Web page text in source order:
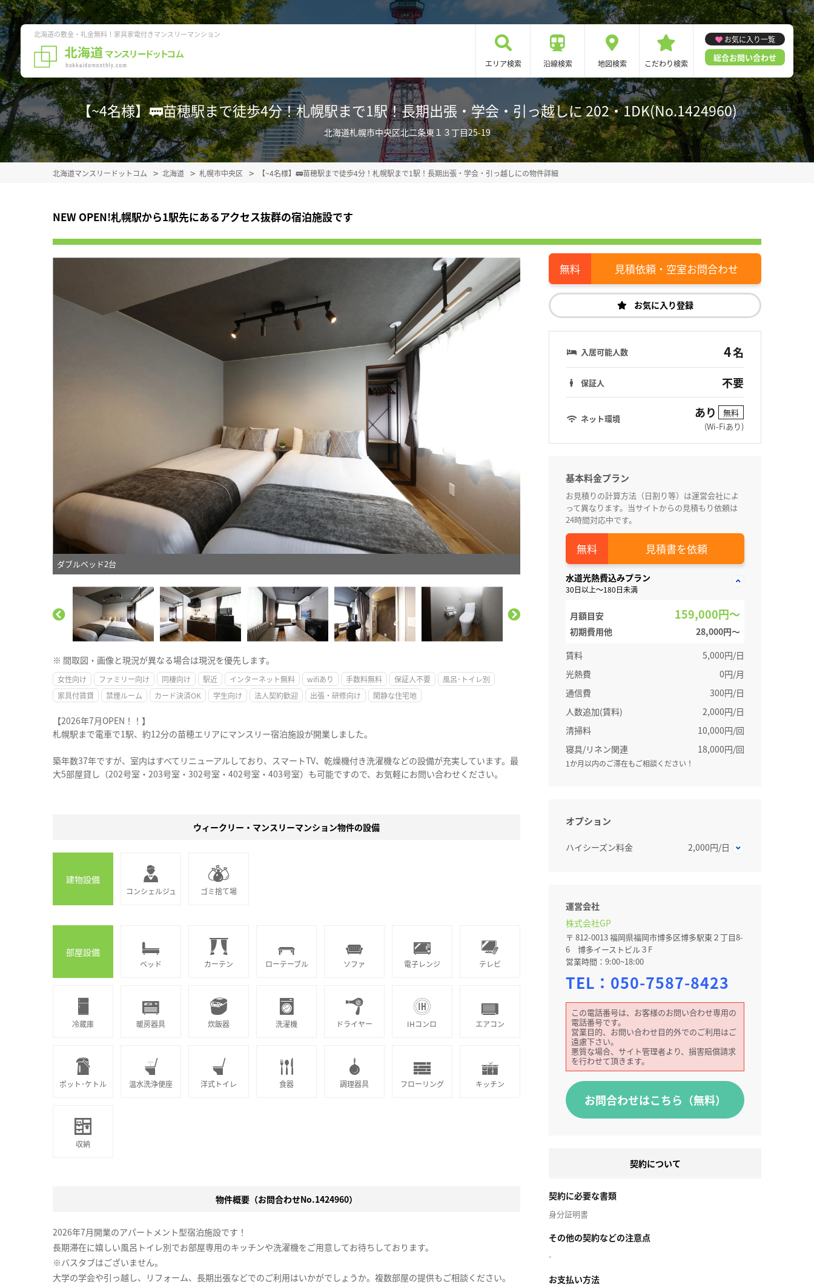
北海道の敷金・礼金無料！家具家電付きマンスリーマンション
エリア検索 沿線検索 地図検索 こだわり検索
お気に入り一覧
総合お問い合わせ
【~4名様】🚃苗穂駅まで徒歩4分！札幌駅まで1駅！長期出張・学会・引っ越しに 202・1DK(No.1424960)
北海道札幌市中央区北二条東１３丁目25-19
北海道マンスリードットコム 北海道 札幌市中央区 【~4名様】🚃苗穂駅まで徒歩4分！札幌駅まで1駅！長期出張・学会・引っ越しにの物件詳細
NEW OPEN!札幌駅から1駅先にあるアクセス抜群の宿泊施設です
ダブルベッド2台
※ 間取図・画像と現況が異なる場合は現況を優先します。
女性向け ファミリー向け 同棲向け 駅近 インターネット無料 wifiあり 手数料無料 保証人不要
風呂･トイレ別
家具付賃貸
禁煙ルーム カード決済OK 学生向け 法人契約歓迎 出張・研修向け 閑静な住宅地
【2026年7月OPEN！！】
札幌駅まで電車で1駅、約12分の苗穂エリアにマンスリー宿泊施設が開業しました。
築年数37年ですが、室内はすべてリニューアルしており、スマートTV、乾燥機付き洗濯機などの設備が充実しています。最
大5部屋貸し（202号室・203号室・302号室・402号室・403号室）も可能ですので、お気軽にお問い合わせください。
見積依頼・空室お問合わせ
お気に入り登録
入居可能人数 4名
保証人 不要
ネット環境 あり
無料
(Wi-Fiあり)
基本料金プラン
お見積りの計算方法（日割り等）は運営会社によ
って異なります。当サイトからの見積もり依頼は
24時間対応中です。
見積書を依頼
水道光熱費込みプラン
30日以上～180日未満
月額目安 159,000円～
初期費用他
28,000円〜
賃料
5,000円/日
光熱費
0円/月
通信費
300円/日
人数追加(賃料)
2,000円/日
清掃料
10,000円/回
寝具/リネン関連
18,000円/回
1か月以内のご滞在もご相談ください！
オプション
ハイシーズン料金 2,000円/日
運営会社
株式会社GP
〒 812-0013 福岡県福岡市博多区博多駅東２丁目8-
6 博多イーストビル３F
営業時間：9:00~18:00
TEL： 050-7587-8423
この電話番号は、お客様のお問い合わせ専用の
電話番号です。
営業目的、お問い合わせ目的外でのご利用はご
遠慮下さい。
悪質な場合、サイト管理者より、損害賠償請求
を行わせて頂きます。
お問合わせはこちら（無料）
契約について
契約に必要な書類
身分証明書
その他の契約などの注意点
-
お支払い方法
ウィークリー・マンスリーマンション物件の設備
建物設備
コンシェルジュ ゴミ捨て場
部屋設備
ベッド カーテン ローテーブル ソファ 電子レンジ テレビ
冷蔵庫 暖房器具 炊飯器 洗濯機 ドライヤー IHコンロ エアコン
ポット･ケトル 温水洗浄便座 洋式トイレ 食器 調理器具 フローリング キッチン
収納
物件概要（お問合わせNo.1424960）
2026年7月開業のアパートメント型宿泊施設です！
長期滞在に嬉しい風呂トイレ別でお部屋専用のキッチンや洗濯機をご用意してお待ちしております。
※バスタブはございません。
大学の学会や引っ越し、リフォーム、長期出張などでのご利用はいかがでしょうか。複数部屋の提供もご相談ください。